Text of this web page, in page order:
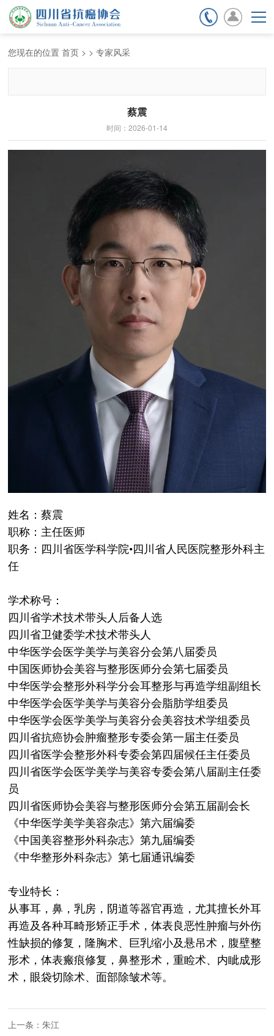
会员服务
您现在的位置首页 > >专家风采
蔡震
时间：2026-01-14
姓名：蔡震
职称：主任医师
职务：四川省医学科学院•四川省人民医院整形外科主
任
学术称号：
四川省学术技术带头人后备人选
四川省卫健委学术技术带头人
中华医学会医学美学与美容分会第八届委员
中国医师协会美容与整形医师分会第七届委员
中华医学会整形外科学分会耳整形与再造学组副组长
中华医学会医学美学与美容分会脂肪学组委员
中华医学会医学美学与美容分会美容技术学组委员
四川省抗癌协会肿瘤整形专委会第一届主任委员
四川省医学会整形外科专委会第四届候任主任委员
四川省医学会医学美学与美容专委会第八届副主任委
员
四川省医师协会美容与整形医师分会第五届副会长
《中华医学美学美容杂志》第六届编委
《中国美容整形外科杂志》第九届编委
《中华整形外科杂志》第七届通讯编委
专业特长：
从事耳，鼻，乳房，阴道等器官再造，尤其擅长外耳
再造及各种耳畸形矫正手术，体表良恶性肿瘤与外伤
性缺损的修复，隆胸术、巨乳缩小及悬吊术，腹壁整
形术，体表瘢痕修复，鼻整形术，重睑术、内眦成形
术，眼袋切除术、面部除皱术等。
上一条：朱江